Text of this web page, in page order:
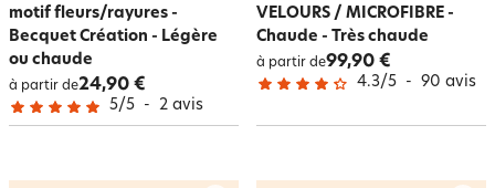
motif fleurs/rayures -
Becquet Création - Légère
ou chaude
à partir de24,90 €
5/5 - 2 avis
VELOURS / MICROFIBRE -
Chaude - Très chaude
à partir de99,90 €
4.3/5 - 90 avis